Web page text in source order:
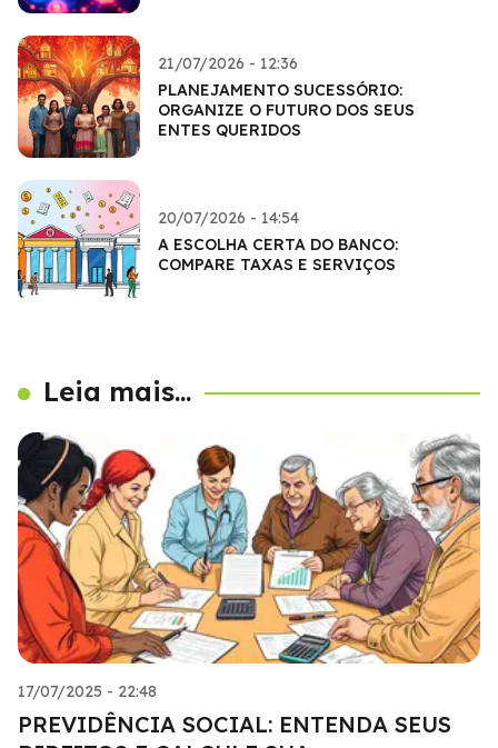
21/07/2026 - 12:36
PLANEJAMENTO SUCESSÓRIO:
ORGANIZE O FUTURO DOS SEUS
ENTES QUERIDOS
20/07/2026 - 14:54
A ESCOLHA CERTA DO BANCO:
COMPARE TAXAS E SERVIÇOS
Leia mais...
17/07/2025 - 22:48
PREVIDÊNCIA SOCIAL: ENTENDA SEUS